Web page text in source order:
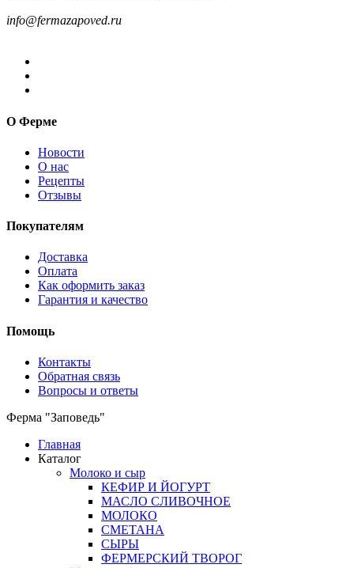
info@fermazapoved.ru
О Ферме
Новости
О нас
Рецепты
Отзывы
Покупателям
Доставка
Оплата
Как оформить заказ
Гарантия и качество
Помощь
Контакты
Обратная связь
Вопросы и ответы
Ферма "Заповедь"
Главная
Каталог
Молоко и сыр
КЕФИР И ЙОГУРТ
МАСЛО СЛИВОЧНОЕ
МОЛОКО
СМЕТАНА
СЫРЫ
ФЕРМЕРСКИЙ ТВОРОГ